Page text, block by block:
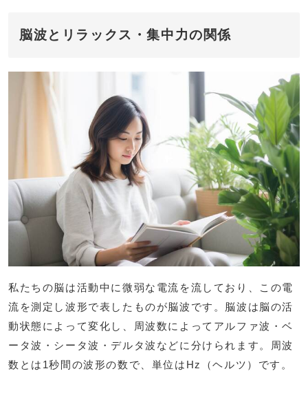
脳波とリラックス・集中力の関係
私たちの脳は活動中に微弱な電流を流しており、この電
流を測定し波形で表したものが脳波です。脳波は脳の活
動状態によって変化し、周波数によってアルファ波・ベ
ータ波・シータ波・デルタ波などに分けられます。周波
数とは1秒間の波形の数で、単位はHz（ヘルツ）です。